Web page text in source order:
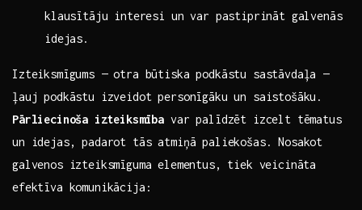
klausītāju interesi un var pastiprināt galvenās
idejas.
Izteiksmīgums — otra būtiska podkāstu sastāvdaļa —
ļauj podkāstu izveidot personīgāku un saistošāku.
Pārliecinoša izteiksmība var palīdzēt izcelt tēmatus
un idejas, padarot tās atmiņā paliekošas. Nosakot
galvenos‌ izteiksmīguma⁢ elementus, tiek veicināta
efektīva komunikācija: ‌